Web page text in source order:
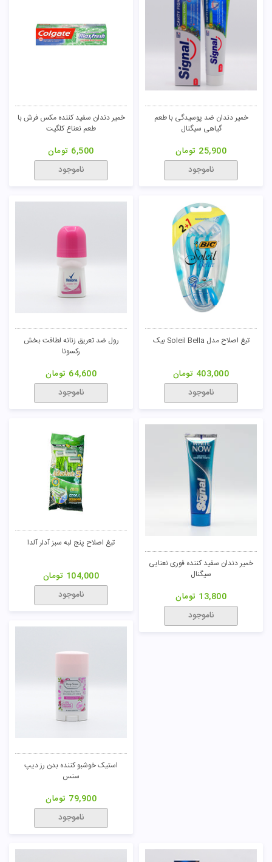
خمیر دندان ضد پوسیدگی با طعم
گیاهی سیگنال
25,900 تومان
ناموجود
خمیر دندان سفید کننده مکس فرش با
طعم نعناع کلگیت
6,500 تومان
ناموجود
تیغ اصلاح مدل Soleil Bella بیک
403,000 تومان
ناموجود
رول ضد تعریق زنانه لطافت بخش
رکسونا
64,600 تومان
ناموجود
خمیر دندان سفید کننده فوری نعنایی
سیگنال
13,800 تومان
ناموجود
تیغ اصلاح پنج لبه سبز آدلر آلدا
104,000 تومان
ناموجود
استیک خوشبو کننده بدن رز دیپ
سنس
79,900 تومان
ناموجود